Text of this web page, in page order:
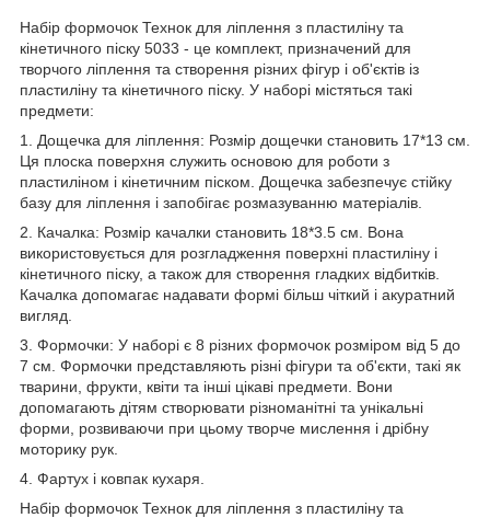
Набір формочок Технок для ліплення з пластиліну та
кінетичного піску 5033 - це комплект, призначений для
творчого ліплення та створення різних фігур і об'єктів із
пластиліну та кінетичного піску. У наборі містяться такі
предмети:
1. Дощечка для ліплення: Розмір дощечки становить 17*13 см.
Ця плоска поверхня служить основою для роботи з
пластиліном і кінетичним піском. Дощечка забезпечує стійку
базу для ліплення і запобігає розмазуванню матеріалів.
2. Качалка: Розмір качалки становить 18*3.5 см. Вона
використовується для розгладження поверхні пластиліну і
кінетичного піску, а також для створення гладких відбитків.
Качалка допомагає надавати формі більш чіткий і акуратний
вигляд.
3. Формочки: У наборі є 8 різних формочок розміром від 5 до
7 см. Формочки представляють різні фігури та об'єкти, такі як
тварини, фрукти, квіти та інші цікаві предмети. Вони
допомагають дітям створювати різноманітні та унікальні
форми, розвиваючи при цьому творче мислення і дрібну
моторику рук.
4. Фартух і ковпак кухаря.
Набір формочок Технок для ліплення з пластиліну та